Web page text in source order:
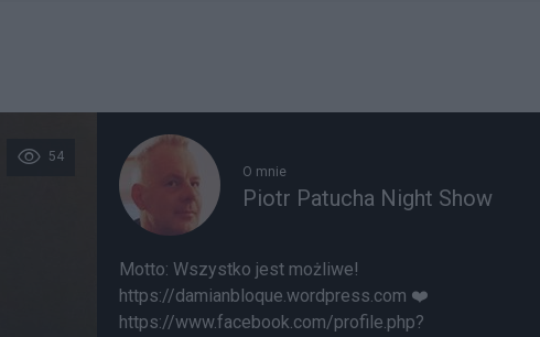
54
O mnie
Piotr Patucha Night Show
Motto: Wszystko jest możliwe!
https://damianbloque.wordpress.com ❤️
https://www.facebook.com/profile.php?